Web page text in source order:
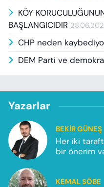
KÖY
BAŞLANGICIDIR
CHP neden
DEM Parti ve
Yazarlar
BEKIR GÜNEŞ
Her iki
bir önerim
KEMAL SÖBE